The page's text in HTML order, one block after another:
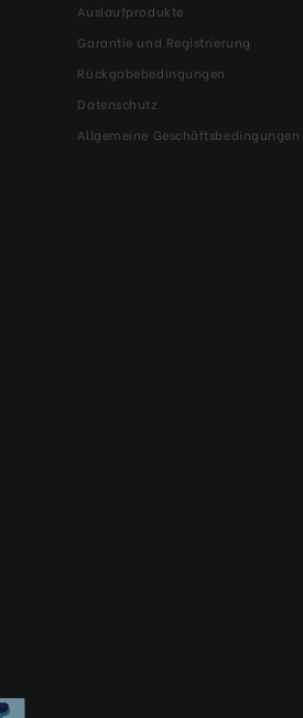
Auslaufprodukte
Garantie und Registrierung
Rückgabebedingungen
Datenschutz
Allgemeine Geschäftsbedingungen